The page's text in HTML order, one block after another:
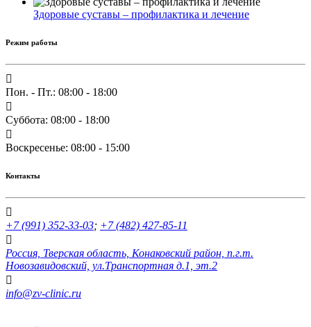
Здоровые суставы – профилактика и лечение
Режим работы
Пон. - Пт.: 08:00 - 18:00
Суббота: 08:00 - 18:00
Воскресенье: 08:00 - 15:00
Контакты
+7 (991) 352-33-03; +7 (482) 427-85-11
Россия, Тверская область, Конаковский район, п.г.т.
Новозавидовский, ул.Транспортная д.1, эт.2
info@zv-clinic.ru